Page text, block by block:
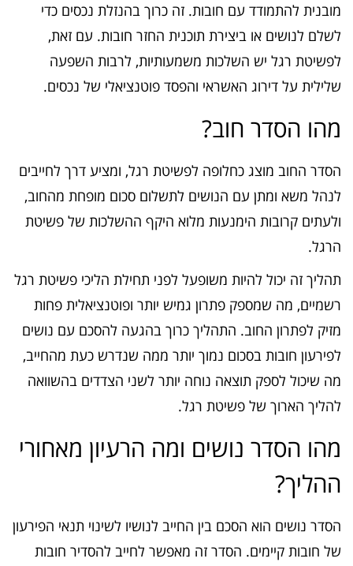
מובנית להתמודד עם חובות. זה כרוך בהנזלת נכסים כדי
לשלם לנושים או ביצירת תוכנית החזר חובות. עם זאת,
לפשיטת רגל יש השלכות משמעותיות, לרבות השפעה
שלילית על דירוג האשראי והפסד פוטנציאלי של נכסים.
מהו הסדר חוב?
הסדר החוב מוצג כחלופה לפשיטת רגל, ומציע דרך לחייבים
לנהל משא ומתן עם הנושים לתשלום סכום מופחת מהחוב,
ולעתים קרובות הימנעות מלוא היקף ההשלכות של פשיטת
הרגל.
תהליך זה יכול להיות משופעל לפני תחילת הליכי פשיטת רגל
רשמיים, מה שמספק פתרון גמיש יותר ופוטנציאלית פחות
מזיק לפתרון החוב. התהליך כרוך בהגעה להסכם עם נושים
לפירעון חובות בסכום נמוך יותר ממה שנדרש כעת מהחייב,
מה שיכול לספק תוצאה נוחה יותר לשני הצדדים בהשוואה
להליך הארוך של פשיטת רגל.
מהו הסדר נושים ומה הרעיון מאחורי
ההליך?
הסדר נושים הוא הסכם בין החייב לנושיו לשינוי תנאי הפירעון
של חובות קיימים. הסדר זה מאפשר לחייב להסדיר חובות